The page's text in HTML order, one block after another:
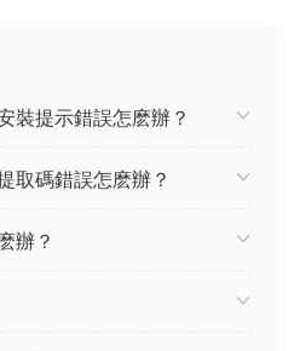
裝提示錯誤怎麽辦？
取碼錯誤怎麽辦？
辦？